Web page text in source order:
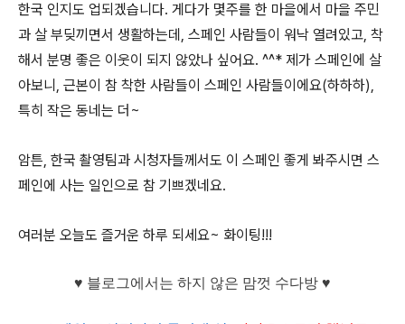
한국 인지도 업되겠습니다. 게다가 몇주를 한 마을에서 마을 주민
과 살 부딪끼면서 생활하는데, 스페인 사람들이 워낙 열려있고, 착
해서 분명 좋은 이웃이 되지 않았나 싶어요. ^^* 제가 스페인에 살
아보니, 근본이 참 착한 사람들이 스페인 사람들이에요(하하하),
특히 작은 동네는 더~
암튼, 한국 촬영팀과 시청자들께서도 이 스페인 좋게 봐주시면 스
페인에 사는 일인으로 참 기쁘겠네요.
여러분 오늘도 즐거운 하루 되세요~ 화이팅!!!
♥ 블로그에서는 하지 않은 맘껏 수다방 ♥